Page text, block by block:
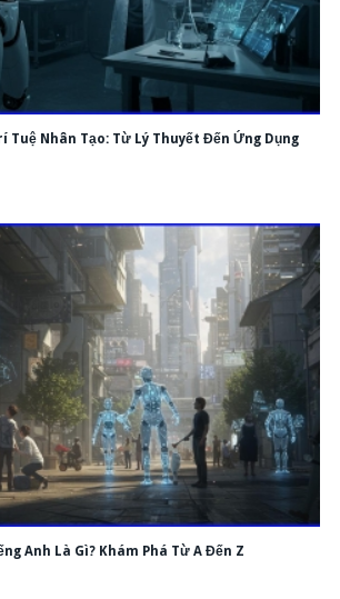
Tuệ Nhân Tạo: Từ Lý Thuyết Đến Ứng Dụng
Anh Là Gì? Khám Phá Từ A Đến Z